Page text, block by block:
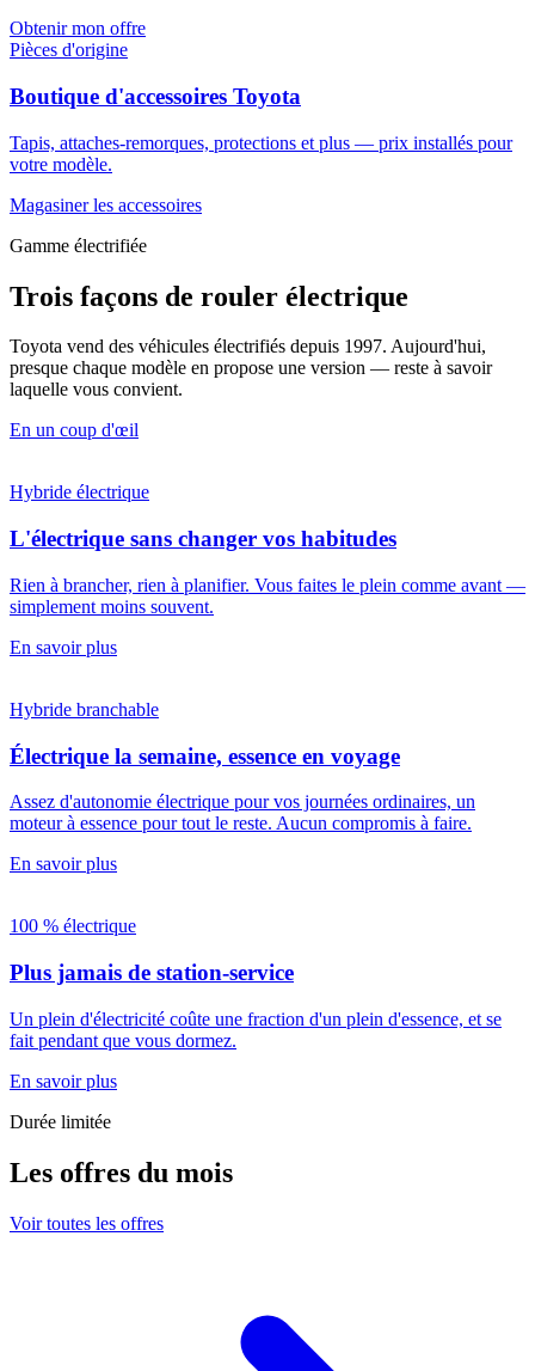
Obtenir mon offre
Pièces d'origine
Boutique d'accessoires Toyota
Tapis, attaches-remorques, protections et plus — prix installés pour
votre modèle.
Magasiner les accessoires
Gamme électrifiée
Trois façons de rouler électrique
Toyota vend des véhicules électrifiés depuis 1997. Aujourd'hui,
presque chaque modèle en propose une version — reste à savoir
laquelle vous convient.
En un coup d'œil
Hybride électrique
L'électrique sans changer vos habitudes
Rien à brancher, rien à planifier. Vous faites le plein comme avant —
simplement moins souvent.
En savoir plus
Hybride branchable
Électrique la semaine, essence en voyage
Assez d'autonomie électrique pour vos journées ordinaires, un
moteur à essence pour tout le reste. Aucun compromis à faire.
En savoir plus
100 % électrique
Plus jamais de station-service
Un plein d'électricité coûte une fraction d'un plein d'essence, et se
fait pendant que vous dormez.
En savoir plus
Durée limitée
Les offres du mois
Voir toutes les offres